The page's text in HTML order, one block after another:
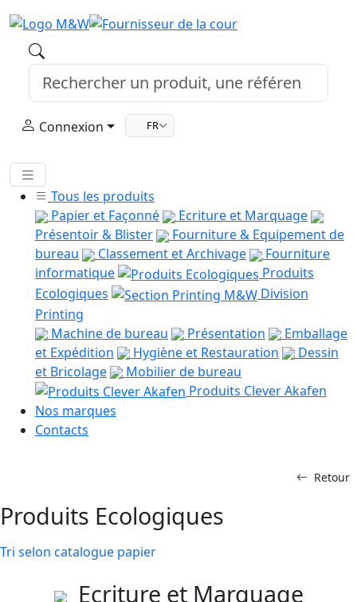
Connexion FR
Tous les produits
Papier et Façonné
Ecriture et Marquage
Présentoir & Blister
Fourniture & Equipement de
bureau
Classement et Archivage
Fourniture
informatique
Produits
Ecologiques
Division
Printing
Machine de bureau
Présentation
Emballage
et Expédition
Hygiène et Restauration
Dessin
et Bricolage
Mobilier de bureau
Produits Clever Akafen
Nos marques
Contacts
Retour
Produits Ecologiques
Tri selon catalogue papier
Ecriture et Marquage